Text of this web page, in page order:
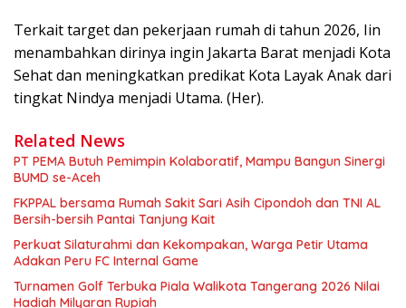
Terkait target dan pekerjaan rumah di tahun 2026, Iin
menambahkan dirinya ingin Jakarta Barat menjadi Kota
Sehat dan meningkatkan predikat Kota Layak Anak dari
tingkat Nindya menjadi Utama. (Her).
Related News
PT PEMA Butuh Pemimpin Kolaboratif, Mampu Bangun Sinergi
BUMD se-Aceh
FKPPAL bersama Rumah Sakit Sari Asih Cipondoh dan TNI AL
Bersih-bersih Pantai Tanjung Kait
Perkuat Silaturahmi dan Kekompakan, Warga Petir Utama
Adakan Peru FC Internal Game
Turnamen Golf Terbuka Piala Walikota Tangerang 2026 Nilai
Hadiah Milyaran Rupiah